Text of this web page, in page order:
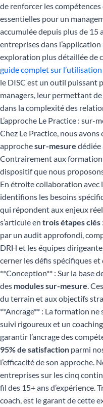
de renforcer les
essentielles pour un
accumulée depuis plus de 15
entreprises dans
exploration plus détaillée de
guide complet sur
le DISC est un outil puissant
managers, leur permettant
dans la complexité des
L’approche Le Practice :
Chez Le Practice, nous
approchesur-mesure dédiée
Contrairement aux
dispositif que nous
En étroite collaboration avec
identifions les besoins
qui répondent aux enjeux
s’articule en trois étapes clés
par un audit approfondi,
DRH et les équipes
cerner les défis spécifiques
**Conception** : Sur la base
des modules sur-mesure.
du terrain et aux objectifs
**Ancrage** : La formation ne
suivi rigoureux et un
garantir l’ancrage des
95% de satisfaction parmi
l’efficacité de son approche.
entreprises sur les cinq
fil des 15+ ans d’expérience.
coach, est le garant de cette